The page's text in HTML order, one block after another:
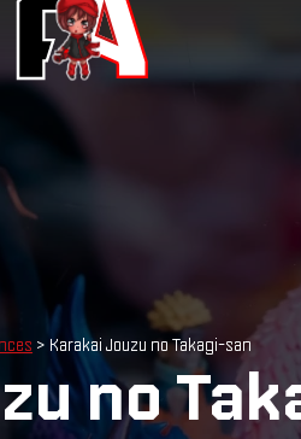
> Karakai Jouzu no Takagi-san
no